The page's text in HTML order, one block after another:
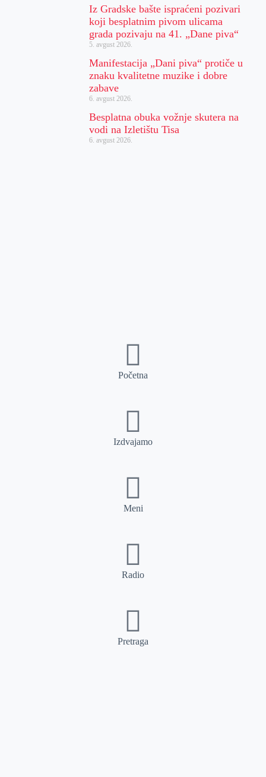
Iz Gradske bašte ispraćeni pozivari
koji besplatnim pivom ulicama
grada pozivaju na 41. „Dane piva“
5. avgust 2026.
Manifestacija „Dani piva“ protiče u
znaku kvalitetne muzike i dobre
zabave
6. avgust 2026.
Besplatna obuka vožnje skutera na
vodi na Izletištu Tisa
6. avgust 2026.
Početna
Izdvajamo
Meni
Radio
Pretraga